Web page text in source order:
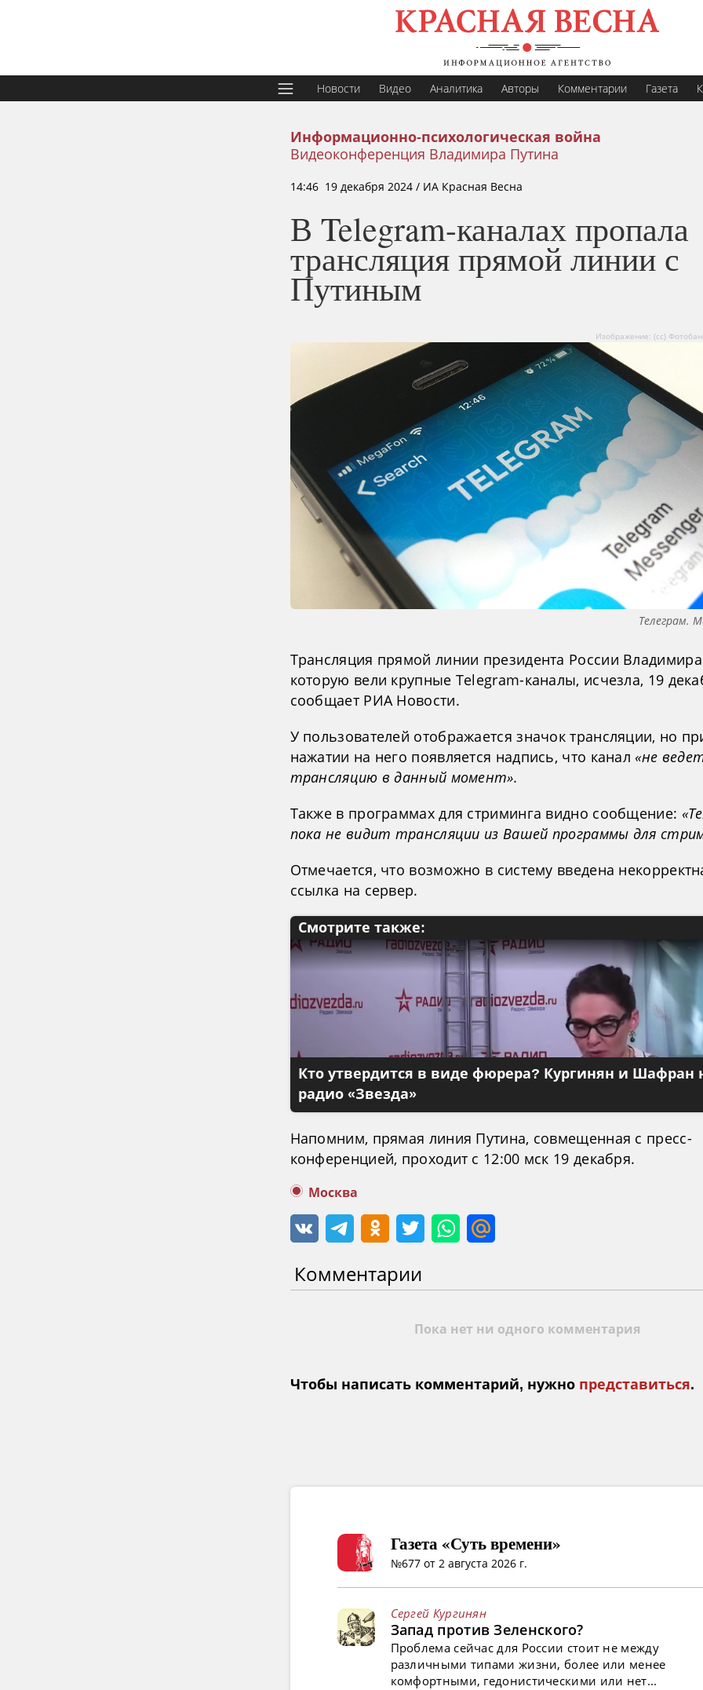
Новости Видео Аналитика Авторы Комментарии Газета
Информационно-психологическая война
Видеоконференция Владимира Путина
14:46 19 декабря 2024 / ИА Красная Весна
В Telegram-каналах пропала
трансляция прямой линии с
Путиным
Изображение: (cc)
Телеграм.
Трансляция прямой линии президента России
которую вели крупные Telegram-каналы, исчезла, 19
сообщает РИА Новости.
У пользователей отображается значок трансляции, но
нажатии на него появляется надпись, что канал«не
трансляцию в данный момент».
Также в программах для стриминга видно сообщение:
пока не видит трансляции из Вашей программы для
Отмечается, что возможно в систему введена
ссылка на сервер.
Смотрите также:
Кто утвердится в виде фюрера? Кургинян и Шафран
радио «Звезда»
Напомним, прямая линия Путина, совмещенная с пресс-
конференцией, проходит с 12:00 мск 19 декабря.
Москва
Комментарии
Пока нет ни одного комментария
Чтобы написать комментарий, нужно представиться.
Газета «Суть времени»
№677 от 2 августа 2026 г.
Сергей Кургинян
Запад против Зеленского?
Проблема сейчас для России стоит не между
различными типами жизни, более или менее
комфортными, гедонистическими или нет...